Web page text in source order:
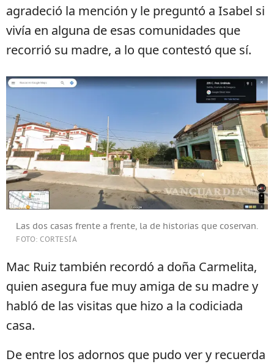
agradeció la mención y le preguntó a Isabel si
vivía en alguna de esas comunidades que
recorrió su madre, a lo que contestó que sí.
Las dos casas frente a frente, la de historias que coservan.
FOTO: CORTESÍA
Mac Ruiz también recordó a doña Carmelita,
quien asegura fue muy amiga de su madre y
habló de las visitas que hizo a la codiciada
casa.
De entre los adornos que pudo ver y recuerda